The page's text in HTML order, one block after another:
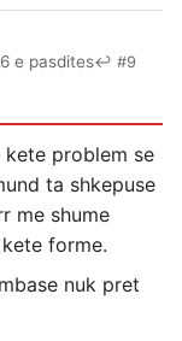
e pasdites↩ #9
problem se
ta shkepuse
me shume
forme.
nuk pret